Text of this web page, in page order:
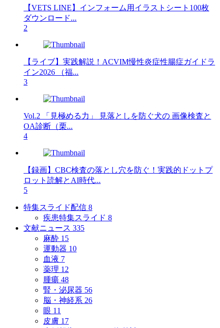
【VETS LINE】インフォーム用イラストシート100枚
ダウンロード...
2
【ライブ】実践解説！ACVIM慢性炎症性腸症ガイドラ
イン2026 （福...
3
Vol.2 「見極める力」 見落としを防ぐ犬の 画像検査と
OA診断（栗...
4
【録画】CBC検査の落とし穴を防ぐ！実践的ドットプ
ロット読解とAI時代...
5
特集スライド配信 8
疾患特集スライド 8
文献ニュース 335
麻酔 15
運動器 10
血液 7
薬理 12
腫瘍 48
腎・泌尿器 56
脳・神経系 26
眼 11
皮膚 17